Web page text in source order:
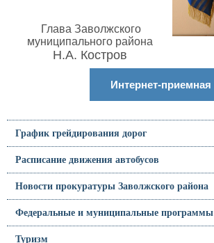
Глава Заволжского
муниципального района
Н.А. Костров
Интернет-приемная
График грейдирования дорог
Расписание движения автобусов
Новости прокуратуры Заволжского района
Федеральные и муниципальные программы
Туризм